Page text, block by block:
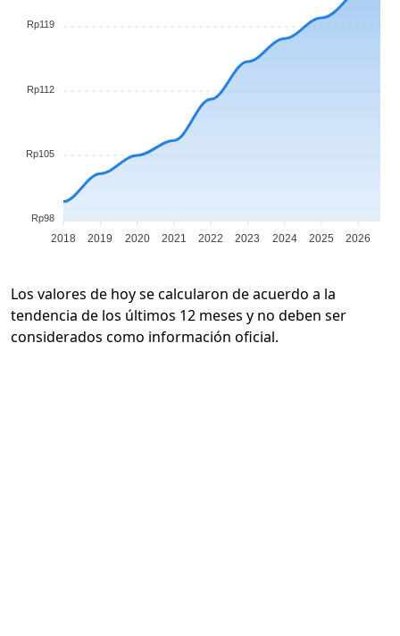
Rp119
Rp112
Rp105
Rp98
2018 2019 2020 2021 2022 2023 2024 2025 2026
Los valores de hoy se calcularon de acuerdo a la
tendencia de los últimos 12 meses y no deben ser
considerados como información oficial.